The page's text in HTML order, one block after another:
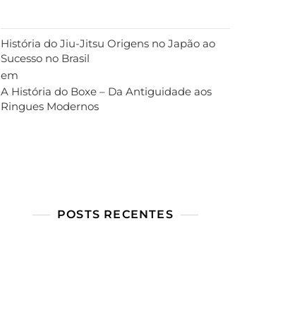
História do Jiu-Jitsu Origens no Japão ao
Sucesso no Brasil
em
A História do Boxe – Da Antiguidade aos
Ringues Modernos
POSTS RECENTES